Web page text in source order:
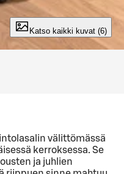
Katso kaikki kuvat (6)
välittömässä
kerroksessa. Se
ja juhlien